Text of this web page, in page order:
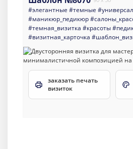
#элегантные #темные
#маникюр_педикюр
#темная_визитка #красоты
#визитная_карточка
заказать печать
визиток